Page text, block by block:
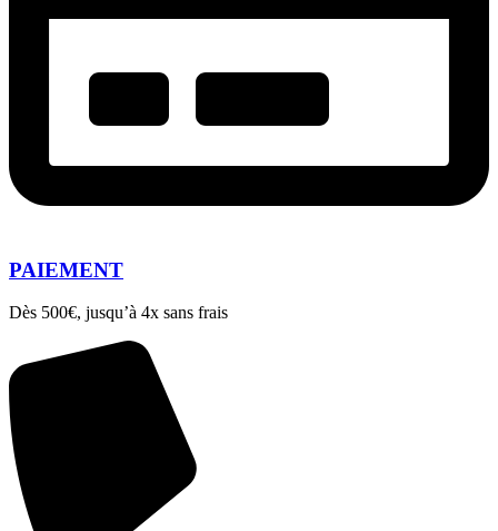
PAIEMENT
Dès 500€, jusqu’à 4x sans frais